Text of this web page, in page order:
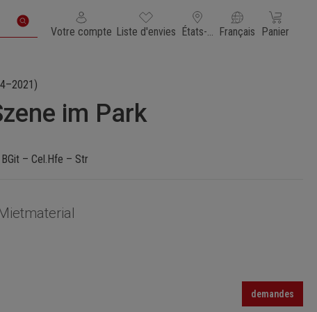
Votre compte Vous avez 0 articles dans votre liste de souhaits
Liste d'envies États-Unis d'Amérique
Français Le panier
Panier
im Park
– Cel.Hfe – Str
demandes